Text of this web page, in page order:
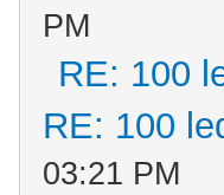
PM
RE: 100
RE: 100
03:21 PM